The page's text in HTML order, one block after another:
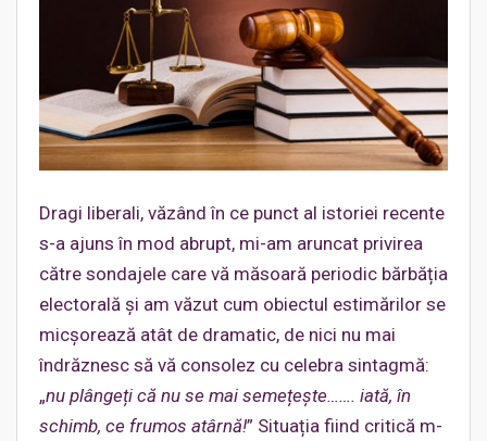
Dragi liberali, văzând în ce punct al istoriei recente
s-a ajuns în mod abrupt, mi-am aruncat privirea
către sondajele care vă măsoară periodic bărbăția
electorală și am văzut cum obiectul estimărilor se
micșorează atât de dramatic, de nici nu mai
îndrăznesc să vă consolez cu celebra sintagmă:
„nu plângeți că nu se mai semețește……. iată, în
schimb, ce frumos atârnă!” Situația fiind critică m-